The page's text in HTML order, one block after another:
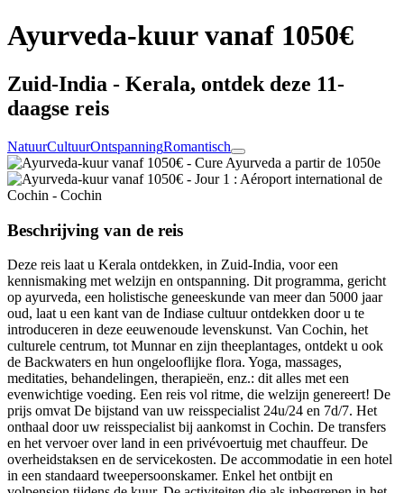
Ayurveda-kuur vanaf 1050€
Zuid-India - Kerala, ontdek deze 11-
daagse reis
NatuurCultuurOntspanningRomantisch
Beschrijving van de reis
Deze reis laat u Kerala ontdekken, in Zuid-India, voor een
kennismaking met welzijn en ontspanning. Dit programma, gericht
op ayurveda, een holistische geneeskunde van meer dan 5000 jaar
oud, laat u een kant van de Indiase cultuur ontdekken door u te
introduceren in deze eeuwenoude levenskunst. Van Cochin, het
culturele centrum, tot Munnar en zijn theeplantages, ontdekt u ook
de Backwaters en hun ongelooflijke flora. Yoga, massages,
meditaties, behandelingen, therapieën, enz.: dit alles met een
evenwichtige voeding. Een reis vol ritme, die welzijn genereert! De
prijs omvat De bijstand van uw reisspecialist 24u/24 en 7d/7. Het
onthaal door uw reisspecialist bij aankomst in Cochin. De transfers
en het vervoer over land in een privévoertuig met chauffeur. De
overheidstaksen en de servicekosten. De accommodatie in een hotel
in een standaard tweepersoonskamer. Enkel het ontbijt en